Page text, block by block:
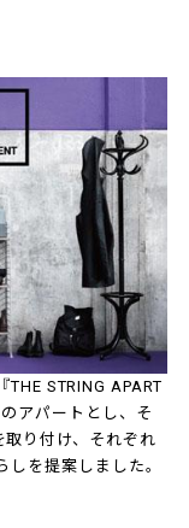
STRING APART
アパートとし、そ
り付け、それぞれ
を提案しました。